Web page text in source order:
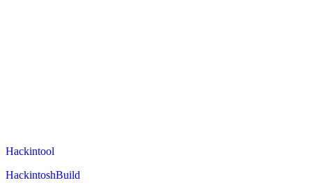
Hackintool
HackintoshBuild